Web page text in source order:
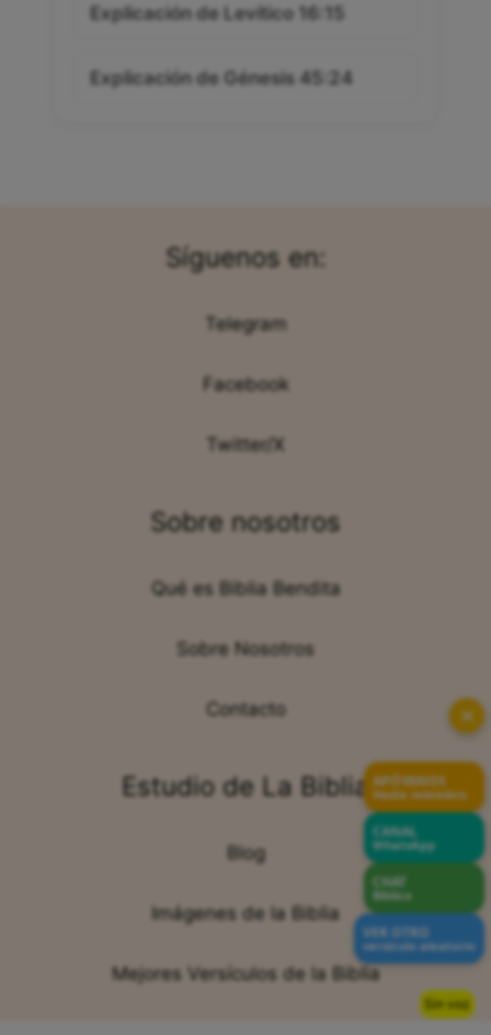
Sin voz
Explicación de Levítico 16:15
Explicación de Génesis 45:24
Síguenos en:
Telegram
Facebook
Twitter/X
Sobre nosotros
Qué es Biblia Bendita
Sobre Nosotros
Contacto
Estudio de La Biblia
Blog
Imágenes de la Biblia
Mejores Versículos de la Biblia
✕
APÓYANOS
Hazte miembro
CANAL
WhatsApp
CHAT
Bíblico
VER OTRO
versículo aleatorio